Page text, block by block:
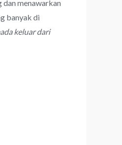
dan menawarkan
banyak di
keluar dari